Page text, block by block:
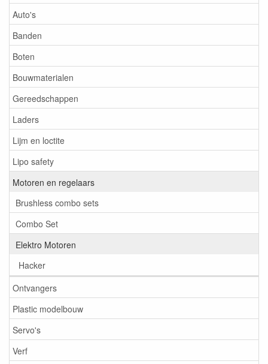
Auto's
Banden
Boten
Bouwmaterialen
Gereedschappen
Laders
Lijm en loctite
Lipo safety
Motoren en regelaars
Brushless combo sets
Combo Set
Elektro Motoren
Hacker
Ontvangers
Plastic modelbouw
Servo's
Verf